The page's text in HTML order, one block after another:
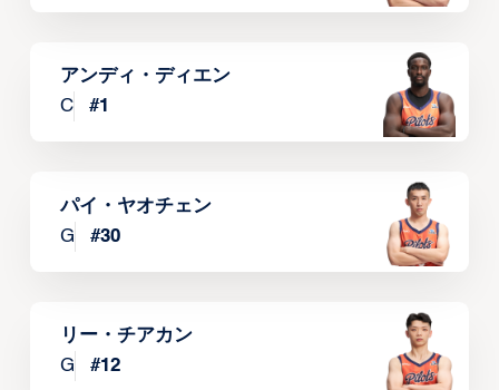
アンディ・ディエン
C
#1
パイ・ヤオチェン
G
#30
リー・チアカン
G
#12